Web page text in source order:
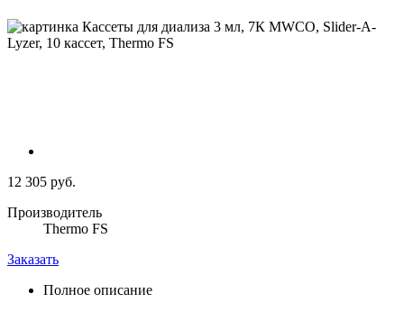
12 305 руб.
Производитель
Thermo FS
Заказать
Полное описание